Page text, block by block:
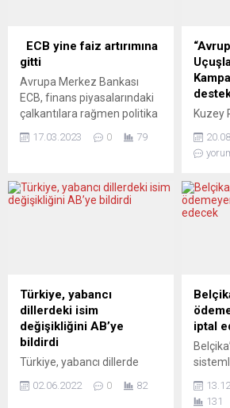
ECB yine faiz artırımına
gitti
Avrupa Merkez Bankası
ECB, finans piyasalarındaki
çalkantılara rağmen politika
yüzde 3,5’e çıkardı. Para
frenlemeyi planlıyor.
Yorumcular, bankacılık
sorusuna yanıt arıyor. EL
PERIÓDICO DE
CATALUNYA...
17.03.2023 0 79
Kuzey
KRV-
olmak
Türkiye, yabancı
dillerdeki isim
değişikliğini AB’ye
bildirdi
Türkiye, yabancı dillerde
konusunda Avrupa Birliği
02.06.2022 0 82
iptal
131